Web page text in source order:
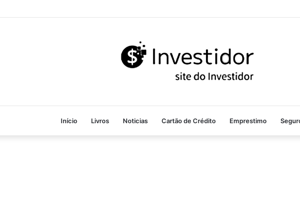
Início Livros Noticias Cartão de Crédito Emprestimo